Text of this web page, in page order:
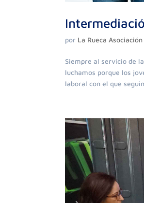
por La Rueca Asociación
Siempre al servicio de
luchamos porque los
laboral con el que